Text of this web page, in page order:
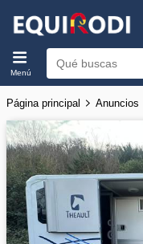
Menú
Página principal Anuncios